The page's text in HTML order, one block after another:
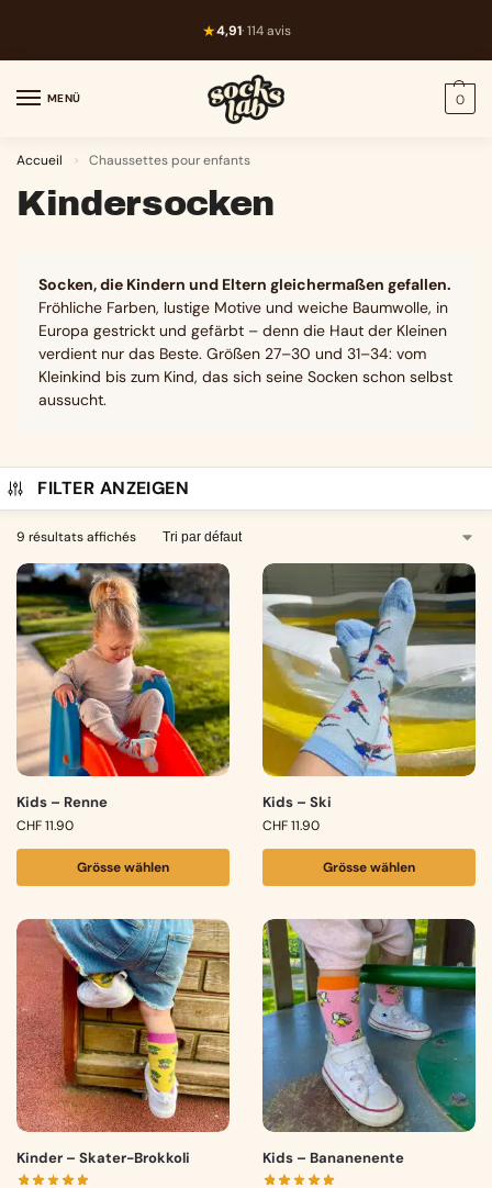
★4,91· 114 avis
MENÜ 0
Accueil > Chaussettes pour enfants
Kindersocken
Socken, die Kindern und Eltern gleichermaßen gefallen.
Fröhliche Farben, lustige Motive und weiche Baumwolle, in
Europa gestrickt und gefärbt – denn die Haut der Kleinen
verdient nur das Beste. Größen 27–30 und 31–34: vom
Kleinkind bis zum Kind, das sich seine Socken schon selbst
aussucht.
FILTER ANZEIGEN
9 résultats affichés
Kids – Renne
CHF11.90
Grösse wählen
Kids – Ski
CHF11.90
Grösse wählen
Kinder – Skater-Brokkoli Kids – Bananenente